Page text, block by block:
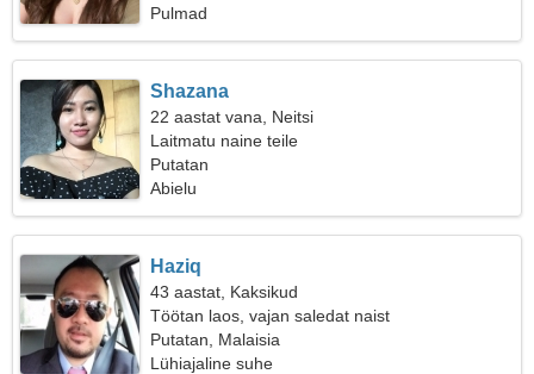
Pulmad
Shazana
22 aastat vana, Neitsi
Laitmatu naine teile
Putatan
Abielu
Haziq
43 aastat, Kaksikud
Töötan laos, vajan saledat naist
Putatan, Malaisia
Lühiajaline suhe